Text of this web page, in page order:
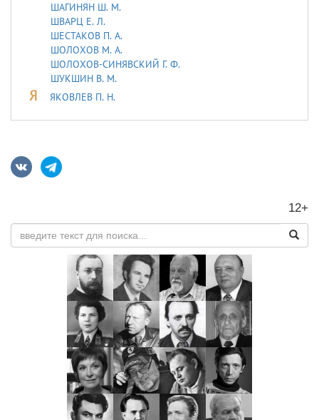
ШАГИНЯН Ш. М.
ШВАРЦ Е. Л.
ШЕСТАКОВ П. А.
ШОЛОХОВ М. А.
ШОЛОХОВ-СИНЯВСКИЙ Г. Ф.
ШУКШИН В. М.
Я ЯКОВЛЕВ П. Н.
12+